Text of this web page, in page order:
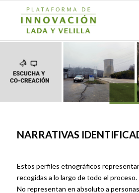
NARRATIVAS
Estos perfiles etnográficos
recogidas a lo largo de todo el proceso.
No representan en absoluto a